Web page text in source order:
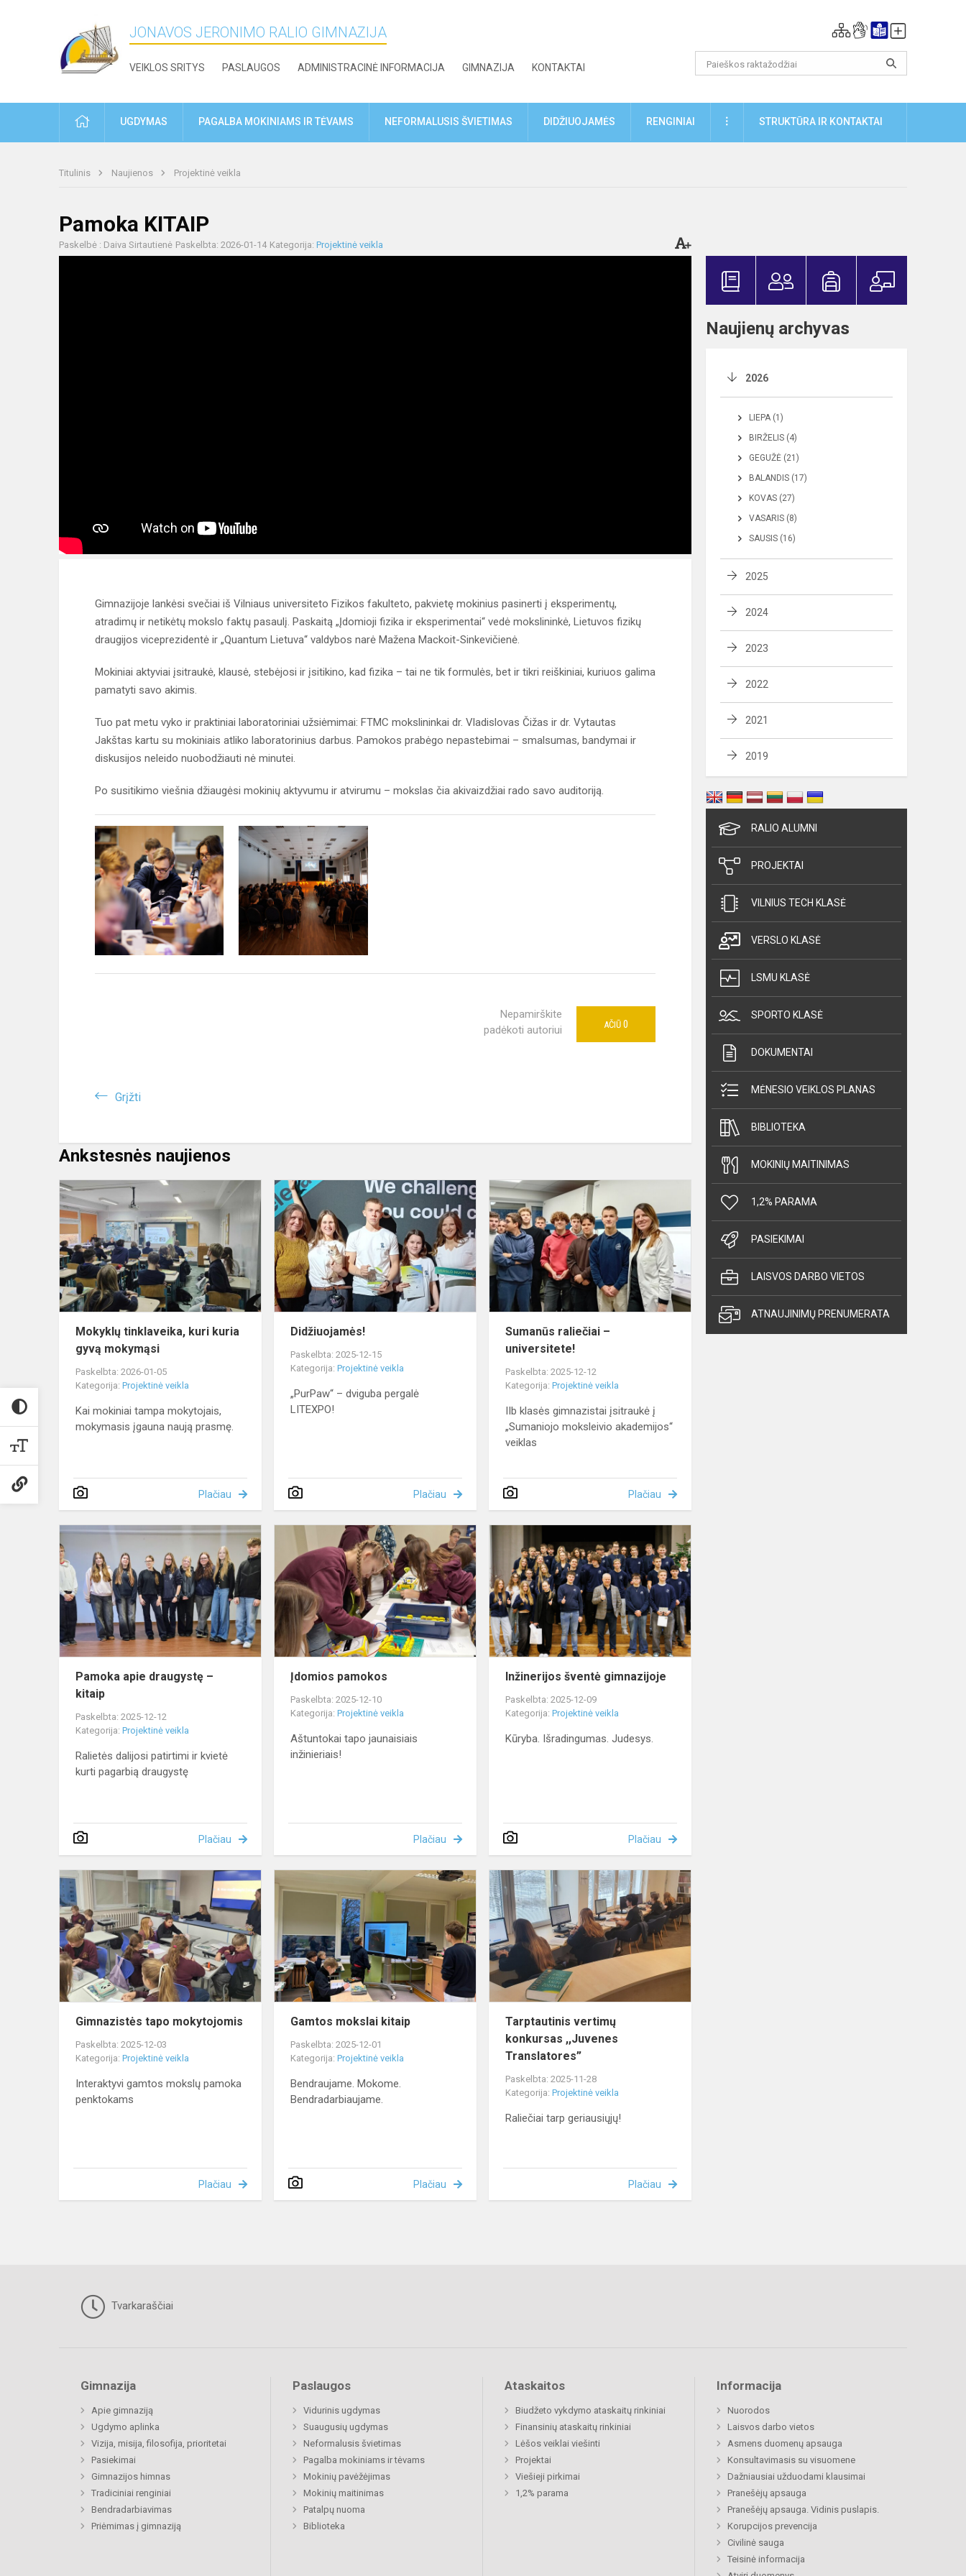
JONAVOS JERONIMO RALIO GIMNAZIJA
VEIKLOS SRITYS PASLAUGOS ADMINISTRACINĖ INFORMACIJA GIMNAZIJA KONTAKTAI
PRADŽIAUGDYMAS PAGALBA MOKINIAMS IR TĖVAMS NEFORMALUSIS ŠVIETIMAS DIDŽIUOJAMĖS RENGINIAI DAUGIAUSTRUKTŪRA IR KONTAKTAI
Titulinis Naujienos Projektinė veikla
Pamoka KITAIP
Paskelbė : Daiva Sirtautienė Paskelbta: 2026-01-14 Kategorija: Projektinė veikla
Gimnazijoje lankėsi svečiai iš Vilniaus universiteto Fizikos fakulteto, pakvietę mokinius pasinerti į eksperimentų,
atradimų ir netikėtų mokslo faktų pasaulį. Paskaitą „Įdomioji fizika ir eksperimentai“ vedė mokslininkė, Lietuvos fizikų
draugijos viceprezidentė ir „Quantum Lietuva“ valdybos narė Mažena Mackoit-Sinkevičienė.
Mokiniai aktyviai įsitraukė, klausė, stebėjosi ir įsitikino, kad fizika – tai ne tik formulės, bet ir tikri reiškiniai, kuriuos galima
pamatyti savo akimis.
Tuo pat metu vyko ir praktiniai laboratoriniai užsiėmimai: FTMC mokslininkai dr. Vladislovas Čižas ir dr. Vytautas
Jakštas kartu su mokiniais atliko laboratorinius darbus. Pamokos prabėgo nepastebimai – smalsumas, bandymai ir
diskusijos neleido nuobodžiauti nė minutei.
Po susitikimo viešnia džiaugėsi mokinių aktyvumu ir atvirumu – mokslas čia akivaizdžiai rado savo auditoriją.
Nepamirškite
padėkoti autoriui
AČIŪ 0
Grįžti
Ankstesnės naujienos
Mokyklų
tinklaveika,
kuri
kuria
gyvą
mokymąsi
Mokyklų tinklaveika, kuri kuria
gyvą mokymąsi
Paskelbta: 2026-01-05
Kategorija: Projektinė veikla
Kai mokiniai tampa mokytojais,
mokymasis įgauna naują prasmę.
Plačiau
Didžiuojamės!
Didžiuojamės!
Paskelbta: 2025-12-15
Kategorija:Projektinė veikla
„PurPaw“ – dviguba pergalė
LITEXPO!
Plačiau
Sumanūs
raliečiai
–
universitete!
Sumanūs raliečiai –
universitete!
Paskelbta: 2025-12-12
Kategorija:Projektinė veikla
IIb klasės gimnazistai įsitraukė į
„Sumaniojo moksleivio akademijos“
veiklas
Plačiau
Pamoka
apie
draugystę
kitaip
Pamoka apie draugystę –
kitaip
Paskelbta: 2025-12-12
Kategorija: Projektinė veikla
Ralietės dalijosi patirtimi ir kvietė
kurti pagarbią draugystę
Plačiau
Įdomios
pamokos
Įdomios pamokos
Paskelbta: 2025-12-10
Kategorija:Projektinė veikla
Aštuntokai tapo jaunaisiais
inžinieriais!
Plačiau
šventė
gimnazijoje
Inžinerijos šventė gimnazijoje
Paskelbta: 2025-12-09
Kategorija:Projektinė veikla
Kūryba. Išradingumas. Judesys.
Plačiau
Gimnazistės
tapo
mokytojomis
Gimnazistės tapo mokytojomis
Paskelbta: 2025-12-03
Kategorija: Projektinė veikla
Interaktyvi gamtos mokslų pamoka
penktokams
Plačiau
Gamtos
mokslai
kitaip
Gamtos mokslai kitaip
Paskelbta: 2025-12-01
Kategorija:Projektinė veikla
Bendraujame. Mokome.
Bendradarbiaujame.
Plačiau
Tarptautinis
vertimų
konkursas
,,Juvenes
Translatores”
Tarptautinis vertimų
konkursas ,,Juvenes
Translatores”
Paskelbta: 2025-11-28
Kategorija:Projektinė veikla
Raliečiai tarp geriausiųjų!
Plačiau
Naujienų archyvas
2026
LIEPA (1)
BIRŽELIS (4)
GEGUŽĖ (21)
BALANDIS (17)
KOVAS (27)
VASARIS (8)
SAUSIS (16)
2025
2024
2023
2022
2021
2019
RALIO ALUMNI
PROJEKTAI
VILNIUS TECH KLASĖ
VERSLO KLASĖ
LSMU KLASĖ
SPORTO KLASĖ
DOKUMENTAI
MĖNESIO VEIKLOS PLANAS
BIBLIOTEKA
MOKINIŲ MAITINIMAS
1,2% PARAMA
PASIEKIMAI
LAISVOS DARBO VIETOS
ATNAUJINIMŲ PRENUMERATA
Tvarkaraščiai
Gimnazija
Apie gimnaziją
Ugdymo aplinka
Vizija, misija, filosofija, prioritetai
Pasiekimai
Gimnazijos himnas
Tradiciniai renginiai
Bendradarbiavimas
Priėmimas į gimnaziją
Paslaugos
Vidurinis ugdymas
Suaugusių ugdymas
Neformalusis švietimas
Pagalba mokiniams ir tėvams
Mokinių pavėžėjimas
Mokinių maitinimas
Patalpų nuoma
Biblioteka
Ataskaitos
Biudžeto vykdymo ataskaitų rinkiniai
Finansinių ataskaitų rinkiniai
Lėšos veiklai viešinti
Projektai
Viešieji pirkimai
1,2% parama
Informacija
Nuorodos
Laisvos darbo vietos
Asmens duomenų apsauga
Konsultavimasis su visuomene
Dažniausiai užduodami klausimai
Pranešėjų apsauga
Pranešėjų apsauga. Vidinis puslapis.
Korupcijos prevencija
Civilinė sauga
Teisinė informacija